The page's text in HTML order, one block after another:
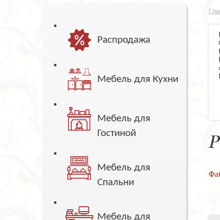
Распродажа
Мебель для Кухни
Мебель для
Гостиной
Мебель для
Спальни
Мебель для